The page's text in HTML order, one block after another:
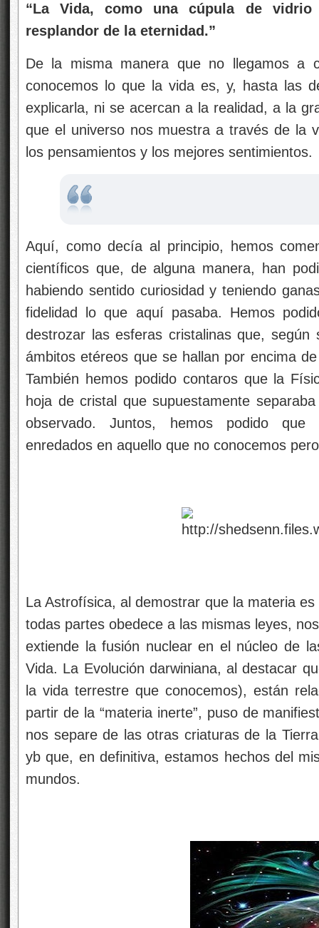
“La Vida, como una cúpula de
resplandor de la eternidad.”
De la misma manera que no llegamos a
conocemos lo que la vida es, y, hasta las
explicarla, ni se acercan a la realidad, a la
que el universo nos muestra a través de la
los pensamientos y los mejores sentimientos.
Aquí, como decía al principio, hemos
científicos que, de alguna manera, han
habiendo sentido curiosidad y teniendo
fidelidad lo que aquí pasaba. Hemos
destrozar las esferas cristalinas que,
ámbitos etéreos que se hallan por encima
También hemos podido contaros que la
hoja de cristal que supuestamente
observado. Juntos, hemos podido que
enredados en aquello que no conocemos
La Astrofísica, al demostrar que la materia
todas partes obedece a las mismas leyes,
extiende la fusión nuclear en el núcleo de
Vida. La Evolución darwiniana, al destacar
la vida terrestre que conocemos), están
partir de la “materia inerte”, puso de
nos separe de las otras criaturas de la
yb que, en definitiva, estamos hechos del
mundos.